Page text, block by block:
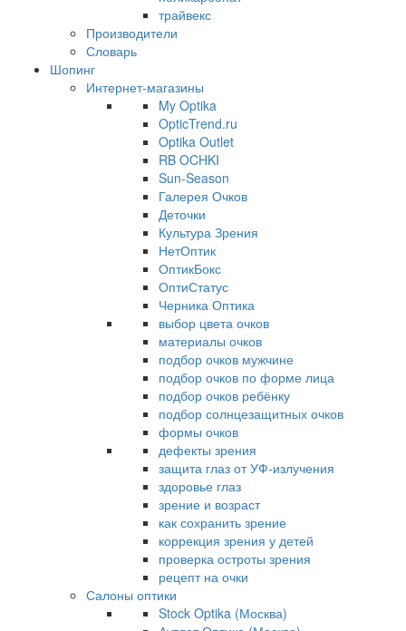
трайвекс
Производители
Словарь
Шопинг
Интернет-магазины
My Optika
OpticTrend.ru
Optika Outlet
RB OCHKI
Sun-Season
Галерея Очков
Деточки
Культура Зрения
НетОптик
ОптикБокс
ОптиСтатус
Черника Оптика
выбор цвета очков
материалы очков
подбор очков мужчине
подбор очков по форме лица
подбор очков ребёнку
подбор солнцезащитных очков
формы очков
дефекты зрения
защита глаз от УФ-излучения
здоровье глаз
зрение и возраст
как сохранить зрение
коррекция зрения у детей
проверка остроты зрения
рецепт на очки
Салоны оптики
Stock Optika (Москва)